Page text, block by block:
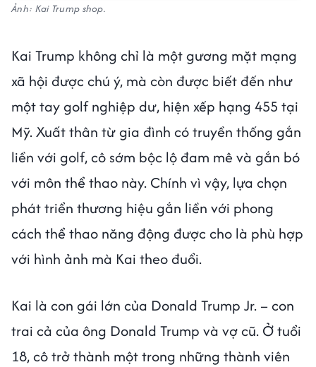
Ảnh: Kai Trump shop.
Kai Trump không chỉ là một gương mặt mạng
xã hội được chú ý, mà còn được biết đến như
một tay golf nghiệp dư, hiện xếp hạng 455 tại
Mỹ. Xuất thân từ gia đình có truyền thống gắn
liền với golf, cô sớm bộc lộ đam mê và gắn bó
với môn thể thao này. Chính vì vậy, lựa chọn
phát triển thương hiệu gắn liền với phong
cách thể thao năng động được cho là phù hợp
với hình ảnh mà Kai theo đuổi.
Kai là con gái lớn của Donald Trump Jr. – con
trai cả của ông Donald Trump và vợ cũ. Ở tuổi
18, cô trở thành một trong những thành viên